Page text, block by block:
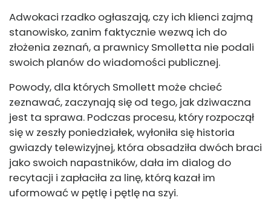
Adwokaci rzadko ogłaszają, czy ich klienci zajmą
stanowisko, zanim faktycznie wezwą ich do
złożenia zeznań, a prawnicy Smolletta nie podali
swoich planów do wiadomości publicznej.
Powody, dla których Smollett może chcieć
zeznawać, zaczynają się od tego, jak dziwaczna
jest ta sprawa. Podczas procesu, który rozpoczął
się w zeszły poniedziałek, wyłoniła się historia
gwiazdy telewizyjnej, która obsadziła dwóch braci
jako swoich napastników, dała im dialog do
recytacji i zapłaciła za linę, którą kazał im
uformować w pętlę i pętlę na szyi.